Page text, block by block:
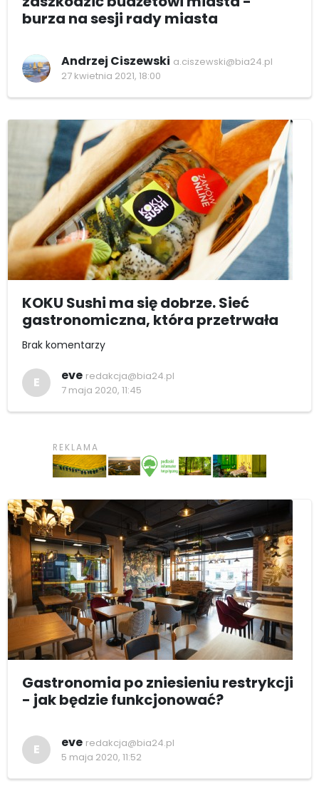
burza na sesji rady miasta
Andrzej Ciszewski a.ciszewski@bia24.pl
27 kwietnia 2021, 18:00
KOKU Sushi ma się dobrze. Sieć
gastronomiczna, która przetrwała
Brak komentarzy
E eve redakcja@bia24.pl
7 maja 2020, 11:45
Gastronomia po zniesieniu restrykcji
- jak będzie funkcjonować?
E eve redakcja@bia24.pl
5 maja 2020, 11:52